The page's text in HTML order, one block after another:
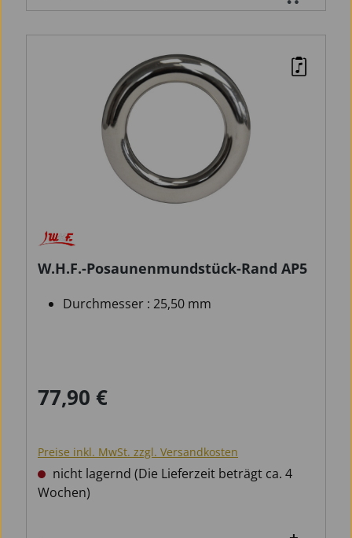
W.H.F.-Posaunenmundstück-Rand AP5
Durchmesser : 25,50 mm
Regulärer Preis:
77,90 €
Preise inkl. MwSt. zzgl. Versandkosten
nicht lagernd (Die Lieferzeit beträgt ca. 4
Wochen)